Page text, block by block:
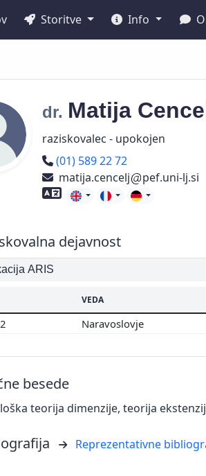
Storitve Info
dr. Matija
raziskovalec - upokojen
Telefon
(01) 589 22 72
matija.cencelj
pef.uni-lj.si
Znanje tujih jezikov
dejavnost
ARIS
VEDA
Naravoslovje
besede
teorija dimenzije, teorija
Reprezentativne